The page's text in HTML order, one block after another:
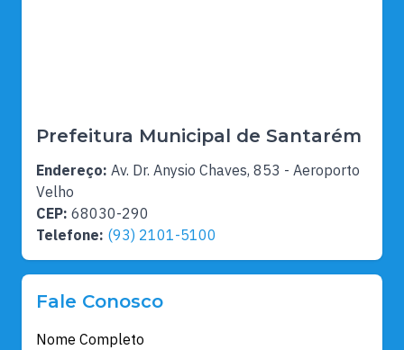
Prefeitura Municipal de Santarém
Endereço: Av. Dr. Anysio Chaves, 853 - Aeroporto
Velho
CEP: 68030-290
Telefone: (93) 2101-5100
Fale Conosco
Nome Completo